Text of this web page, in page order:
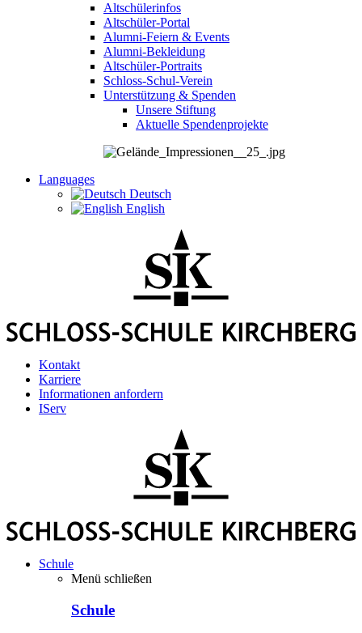
Altschülerinfos
Altschüler-Portal
Alumni-Feiern & Events
Alumni-Bekleidung
Altschüler-Portraits
Schloss-Schul-Verein
Unterstützung & Spenden
Unsere Stiftung
Aktuelle Spendenprojekte
Languages
Deutsch
English
Kontakt
Karriere
Informationen anfordern
IServ
Schule
Menü schließen
Schule